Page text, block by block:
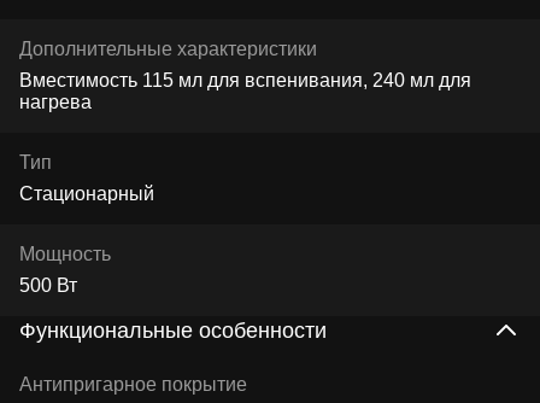
Дополнительные характеристики
Вместимость 115 мл для вспенивания, 240 мл для
нагрева
Тип
Стационарный
Мощность
500 Вт
Функциональные особенности
Антипригарное покрытие